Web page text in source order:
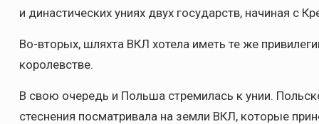
и династических униях двух государств, начиная с
Во-вторых, шляхта ВКЛ хотела иметь те же
королевстве.
В свою очередь и Польша стремилась к унии.
стеснения посматривала на земли ВКЛ, которые